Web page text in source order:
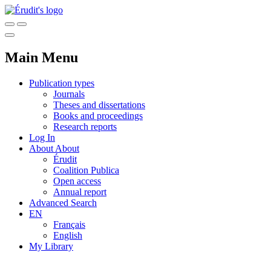
Main Menu
Publication types
Journals
Theses and dissertations
Books and proceedings
Research reports
Log In
About About
Érudit
Coalition Publica
Open access
Annual report
Advanced Search
EN
Français
English
My Library